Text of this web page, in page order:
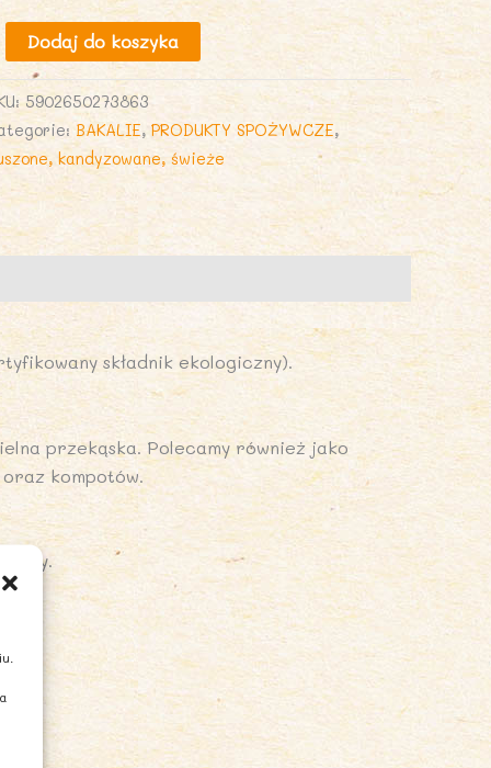
Dodaj do koszyka
5902650273863
BAKALIE,PRODUKTY SPOŻYWCZE,
kandyzowane, świeże
składnik ekologiczny).
przekąska. Polecamy również jako
kompotów.